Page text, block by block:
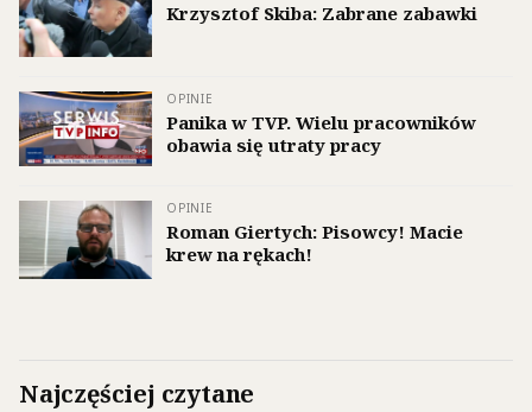
Krzysztof Skiba: Zabrane zabawki
OPINIE
Panika w TVP. Wielu pracowników
obawia się utraty pracy
OPINIE
Roman Giertych: Pisowcy! Macie
krew na rękach!
Najczęściej czytane